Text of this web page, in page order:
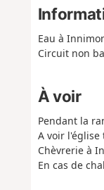
Eau à
Circuit non
À voir
Pendant la
A voir
Chèvrerie à
En cas de